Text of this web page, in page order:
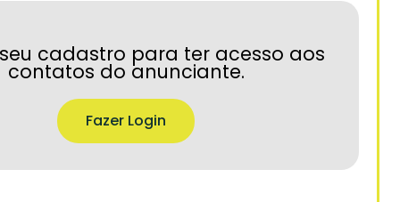
cadastro para ter acesso aos
contatos do anunciante.
Fazer Login